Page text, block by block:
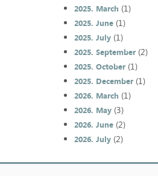
2025. March (1)
2025. June(1)
2025. July(1)
2025. September(2)
2025. October(1)
2025. December(1)
2026. March (1)
2026. May(3)
2026. June(2)
2026. July(2)